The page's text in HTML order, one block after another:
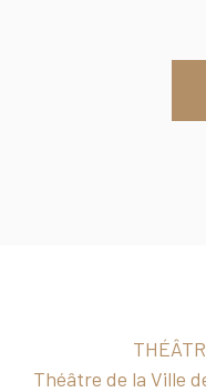
Théâtre de la Ville